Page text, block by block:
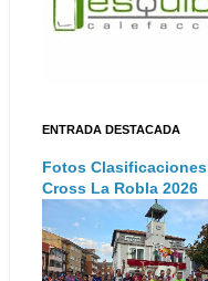
ENTRADA DESTACADA
Fotos Clasificaciones
Cross La Robla 2026